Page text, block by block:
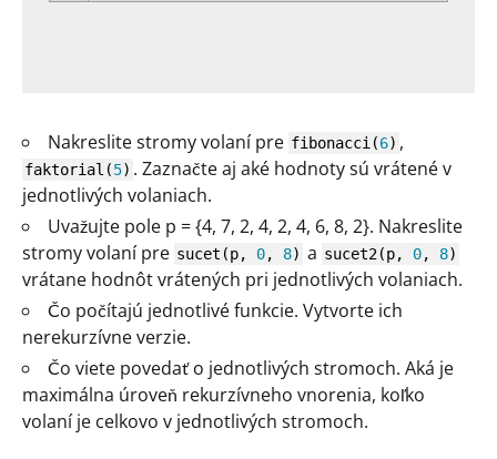
Nakreslite stromy volaní pre fibonacci (6) ,
faktorial (5) . Zaznačte aj aké hodnoty sú vrátené v
jednotlivých volaniach.
Uvažujte pole p = {4, 7, 2, 4, 2, 4, 6, 8, 2}. Nakreslite
stromy volaní pre sucet (p, 0, 8) a sucet2(p, 0, 8)
vrátane hodnôt vrátených pri jednotlivých volaniach.
Čo počítajú jednotlivé funkcie. Vytvorte ich
nerekurzívne verzie.
Čo viete povedať o jednotlivých stromoch. Aká je
maximálna úroveň rekurzívneho vnorenia, koľko
volaní je celkovo v jednotlivých stromoch.